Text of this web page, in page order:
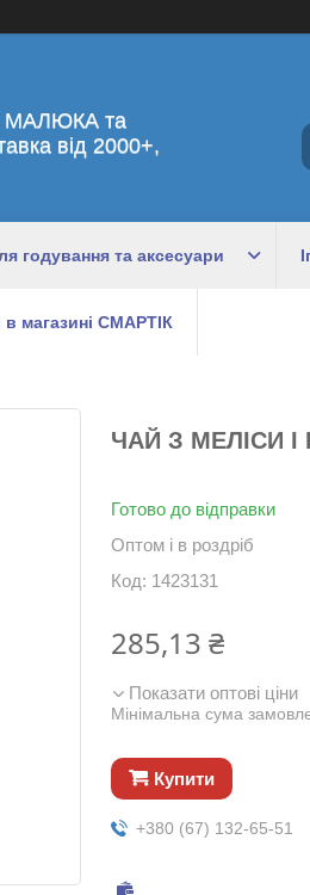
МАЛЮКА та
від 2000+,
годування та аксесуари
магазині СМАРТІК
ЧАЙ З МЕЛІСИ І
Готово до відправки
Оптом і в роздріб
Код: 1423131
285,13 ₴
Показати оптові ціни
Мінімальна сума
Купити
+380 (67) 132-65-51